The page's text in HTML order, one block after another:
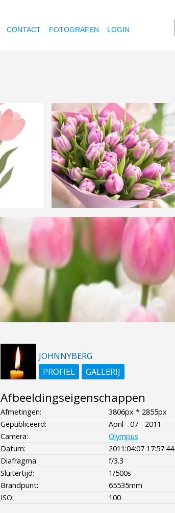
CONTACT FOTOGRAFEN LOGIN
JOHNNYBERG
PROFIEL
GALLERIJ
Afbeeldingseigenschappen
Afmetingen:
3806px * 2855px
Gepubliceerd:
April - 07 - 2011
Camera:
Olympus
Datum:
2011:04:07 17:57:44
Diafragma:
f/3.3
Sluitertijd:
1/500s
Brandpunt:
65535mm
ISO:
100